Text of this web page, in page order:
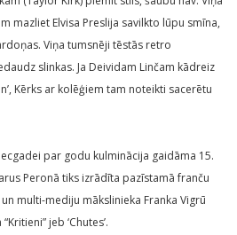
mazliet Elvisa Preslija savilkto lūpu smīna,
Viņa tumsnēji tēstās retro
slinkas. Ja Deividam Linčam kādreiz
Kērks ar kolēģiem tam noteikti sacerētu
par godu kulminācija gaidāma 15.
Peronā tiks izrādīta pazīstamā franču
multi-mediju mākslinieka Franka Vigrū
jeb ‘Chutes’.